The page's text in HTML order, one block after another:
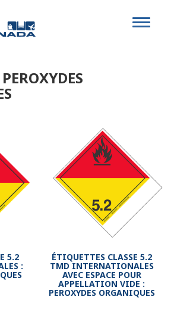
Toggle
5.2
:
ÉTIQUETTES CLASSE 5.2
TMD INTERNATIONALES
AVEC ESPACE POUR
APPELLATION VIDE :
PEROXYDES ORGANIQUES